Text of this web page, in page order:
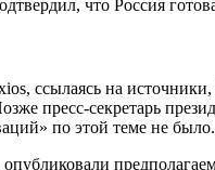
что Россия
ссылаясь на
пресс-секретарь
по этой теме не было.